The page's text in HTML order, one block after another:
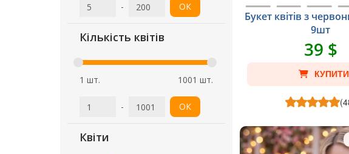
- ОК
Кількість квітів
1 шт. 1001 шт.
- ОК
Квіти
Букет квітів з
9шт
39 $
КУПИТИ